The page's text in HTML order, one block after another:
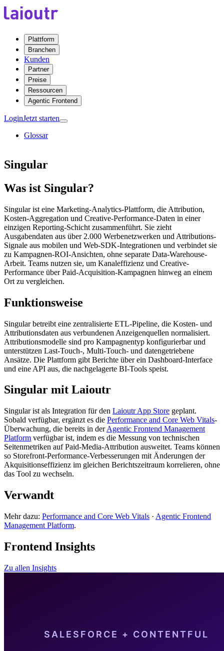
Plattform
Branchen
Kunden
Partner
Preise
Ressourcen
Agentic Frontend
LoginJetzt starten
Glossar
Singular
Was ist Singular?
Singular ist eine Marketing-Analytics-Plattform, die Attribution,
Kosten-Aggregation und Creative-Performance-Daten in einer
einzigen Reporting-Schicht zusammenführt. Sie zieht
Ausgabendaten aus über 2.000 Werbenetzwerken und Attributions-
Signale aus mobilen und Web-SDK-Integrationen und verbindet sie
zu Kampagnen-ROI-Ansichten, ohne separate Data-Warehouse-
Arbeit. Teams nutzen sie, um Kanaleffizienz und Creative-
Performance über Paid-Acquisition-Kampagnen hinweg an einem
Ort zu vergleichen.
Funktionsweise
Singular betreibt eine zentralisierte ETL-Pipeline, die Kosten- und
Attributionsdaten aus verbundenen Anzeigenquellen normalisiert.
Attributionsmodelle sind pro Kampagnentyp konfigurierbar und
unterstützen Last-Touch-, Multi-Touch- und datengetriebene
Ansätze. Die Plattform gibt Berichte über ein Dashboard-Interface
und eine API aus, die nachgelagerte BI-Tools speist.
Singular mit Laioutr
Singular ist als Integration für den Laioutr App Store geplant.
Sobald verfügbar, ergänzt es die Performance and Core Web Vitals-
Überwachung, die bereits in derAgentic Frontend Management
Platform verfügbar ist, indem es die Messung von technischen
Seitenmetriken auf Paid-Media-Attribution ausweitet. Teams können
so Storefront-Performance-Verbesserungen mit Änderungen der
Akquisitionseffizienz im gleichen Berichtszeitraum korrelieren, ohne
das Tool zu wechseln.
Verwandt
Mehr dazu: Performance and Core Web Vitals · Agentic Frontend
Management Platform.
Frontend Insights
Zu allen Insights